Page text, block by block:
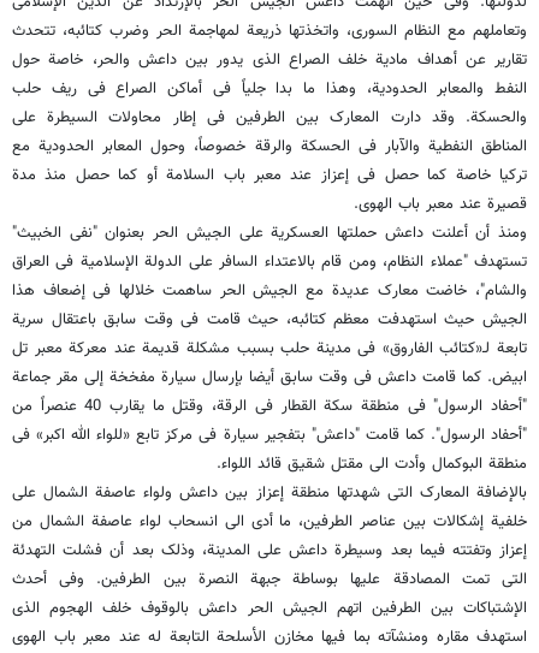
وتعاملهم مع النظام السوری، واتخذتها ذریعة لمهاجمة الحر وضرب کتائبه، تتحدث
تقاریر عن أهداف مادیة خلف الصراع الذی یدور بین داعش والحر، خاصة حول
النفط والمعابر الحدودیة، وهذا ما بدا جلیاً فی أماکن الصراع فی ریف حلب
والحسکة. وقد دارت المعارک بین الطرفین فی إطار محاولات السیطرة على
المناطق النفطیة والآبار فی الحسکة والرقة خصوصاً، وحول المعابر الحدودیة مع
ترکیا خاصة کما حصل فی إعزاز عند معبر باب السلامة أو کما حصل منذ مدة
قصیرة عند معبر باب الهوى.
ومنذ أن أعلنت داعش حملتها العسکریة على الجیش الحر بعنوان "نفی الخبیث"
تستهدف "عملاء النظام، ومن قام بالاعتداء السافر على الدولة الإسلامیة فی العراق
والشام"، خاضت معارک عدیدة مع الجیش الحر ساهمت خلالها فی إضعاف هذا
الجیش حیث استهدفت معظم کتائبه، حیث قامت فی وقت سابق باعتقال سریة
تابعة لـ«کتائب الفاروق» فی مدینة حلب بسبب مشکلة قدیمة عند معرکة معبر تل
ابیض. کما قامت داعش فی وقت سابق أیضا بإرسال سیارة مفخخة إلى مقر جماعة
"أحفاد الرسول" فی منطقة سکة القطار فی الرقة، وقتل ما یقارب 40 عنصراً من
"أحفاد الرسول". کما قامت "داعش" بتفجیر سیارة فی مرکز تابع «للواء الله اکبر» فی
منطقة البوکمال وأدت الى مقتل شقیق قائد اللواء.
بالإضافة المعارک التی شهدتها منطقة إعزاز بین داعش ولواء عاصفة الشمال على
خلفیة إشکالات بین عناصر الطرفین، ما أدى الى انسحاب لواء عاصفة الشمال من
إعزاز وتفتته فیما بعد وسیطرة داعش على المدینة، وذلک بعد أن فشلت التهدئة
التی تمت المصادقة علیها بوساطة جبهة النصرة بین الطرفین. وفی أحدث
الإشتباکات بین الطرفین اتهم الجیش الحر داعش بالوقوف خلف الهجوم الذی
استهدف مقاره ومنشآته بما فیها مخازن الأسلحة التابعة له عند معبر باب الهوى